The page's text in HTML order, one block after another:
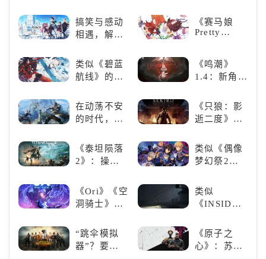
荐！快来养
赛博宠物
吧！
奇与魂系新
巅峰
搞笑与感动
相遇，解锁
的魅力
《赛马娘
Pretty
的竞速之旅
类似《碧蓝
航线》的养
养成你的梦
想！
《鸣潮》
1.4：新角
情，全新冒
险体验！
在动荡不安
的时代，踏
《只狼：影
逝二度》：
魄的忍者之
旅
《泰坦陨落
2》：操控
未来战场；
跑酷突袭，
改写战斗格
类似《偶像
梦幻祭2》
游推荐：完
美还原偶像
像团
《Ori》《空
洞骑士》
胞》横向对
比，不知道
入手那个看
类似
《INSIDE》
戏！快动起
你的小脑筋
来通关！
“跳伞模拟
器”？要
《原子之
心》：苏联